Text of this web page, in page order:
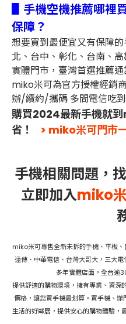
▋手機空機推薦哪裡
保障？
想要買到最便宜又有保障
北、台中、彰化、台南、
實體門市，臺灣首選推薦通
miko米可為官方授權經銷
辦/續約/攜碼 多間電信吃到
購買2024最新手機就
省！
> miko米可門市
手機相關問題，
立即加入miko
miko米可專售全新未拆的手機、平板
遠傳、中華電信、台灣大哥大，三大
多年實體店面，全台逾
提供舒適的購物環境，擁有專業、資深
價格，讓您買手機最划算。買手機、
生活的好鄰居，提供安心的購物體驗，